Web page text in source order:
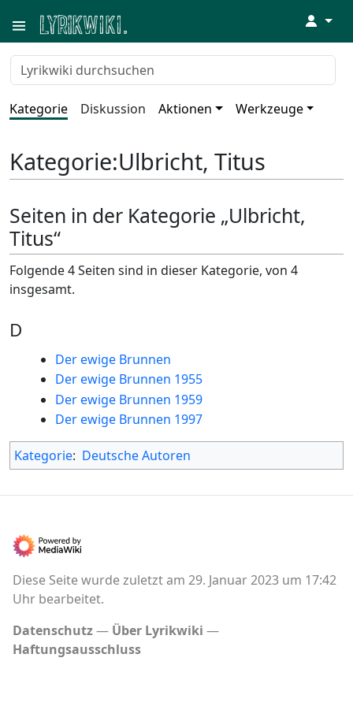
↓
Kategorie Diskussion Aktionen Werkzeuge
Kategorie:Ulbricht, Titus
Seiten in der Kategorie „Ulbricht,
Titus“
Folgende 4 Seiten sind in dieser Kategorie, von 4
insgesamt.
D
Der ewige Brunnen
Der ewige Brunnen 1955
Der ewige Brunnen 1959
Der ewige Brunnen 1997
Kategorie: Deutsche Autoren
Diese Seite wurde zuletzt am 29. Januar 2023 um 17:42
Uhr bearbeitet.
Datenschutz
Über Lyrikwiki
Haftungsausschluss